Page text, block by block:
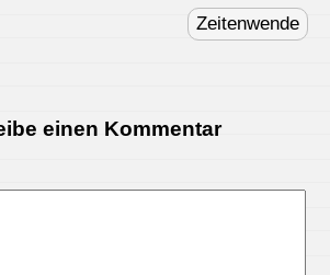
Zeitenwende
einen Kommentar